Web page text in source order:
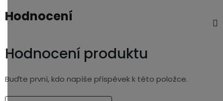
Hodnocení
Hodnocení produktu
Buďte první, kdo napíše příspěvek k této položce.